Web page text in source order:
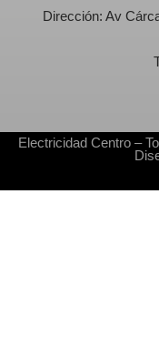
Dirección: Av
Electricidad Centro –